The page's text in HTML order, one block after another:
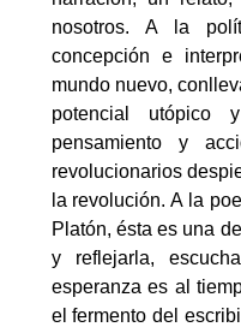
nosotros. A la
concepción e
mundo nuevo,
potencial utópico
pensamiento y
revolucionarios
la revolución. A la
Platón, ésta es una
y reflejarla,
esperanza es al
el fermento del